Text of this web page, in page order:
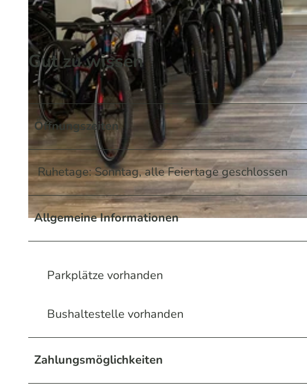
© Pablo Pütz / Das Bergische | KI-optimiert | CC-BY-SA
Gut zu wissen
Öffnungszeiten
Ruhetage: Sonntag, alle Feiertage geschlossen
Allgemeine Informationen
Parkplätze vorhanden
Bushaltestelle vorhanden
Zahlungsmöglichkeiten